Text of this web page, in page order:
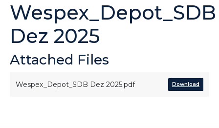
Wespex_Depot_SDB
Dez 2025
Attached Files
Wespex_Depot_SDB Dez 2025.pdf Download